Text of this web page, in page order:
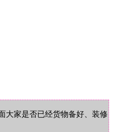
大家是否已经货物备好、装修